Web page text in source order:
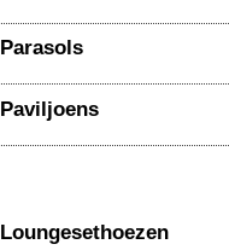
Parasols
Paviljoens
Loungesethoezen